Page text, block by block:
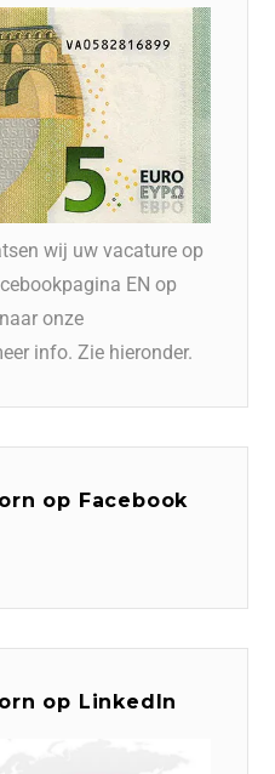
wij uw vacature op
EN op
onze
info. Zie hieronder.
op Facebook
op LinkedIn